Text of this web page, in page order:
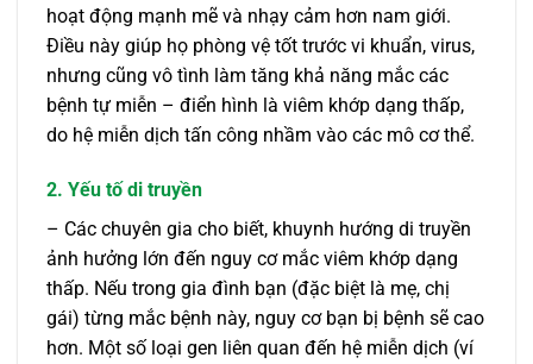
hoạt động mạnh mẽ và nhạy cảm hơn nam giới.
Điều này giúp họ phòng vệ tốt trước vi khuẩn, virus,
nhưng cũng vô tình làm tăng khả năng mắc các
bệnh tự miễn – điển hình là viêm khớp dạng thấp,
do hệ miễn dịch tấn công nhầm vào các mô cơ thể.
2. Yếu tố di truyền
– Các chuyên gia cho biết, khuynh hướng di truyền
ảnh hưởng lớn đến nguy cơ mắc viêm khớp dạng
thấp. Nếu trong gia đình bạn (đặc biệt là mẹ, chị
gái) từng mắc bệnh này, nguy cơ bạn bị bệnh sẽ cao
hơn. Một số loại gen liên quan đến hệ miễn dịch (ví